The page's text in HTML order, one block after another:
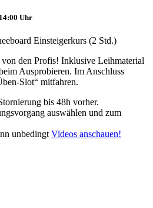
Uhr
Einsteigerkurs (2 Std.)
den Profis! Inklusive Leihmaterial
Ausprobieren. Im Anschluss
Slot“ mitfahren.
bis 48h vorher.
auswählen und zum
unbedingt Videos anschauen!